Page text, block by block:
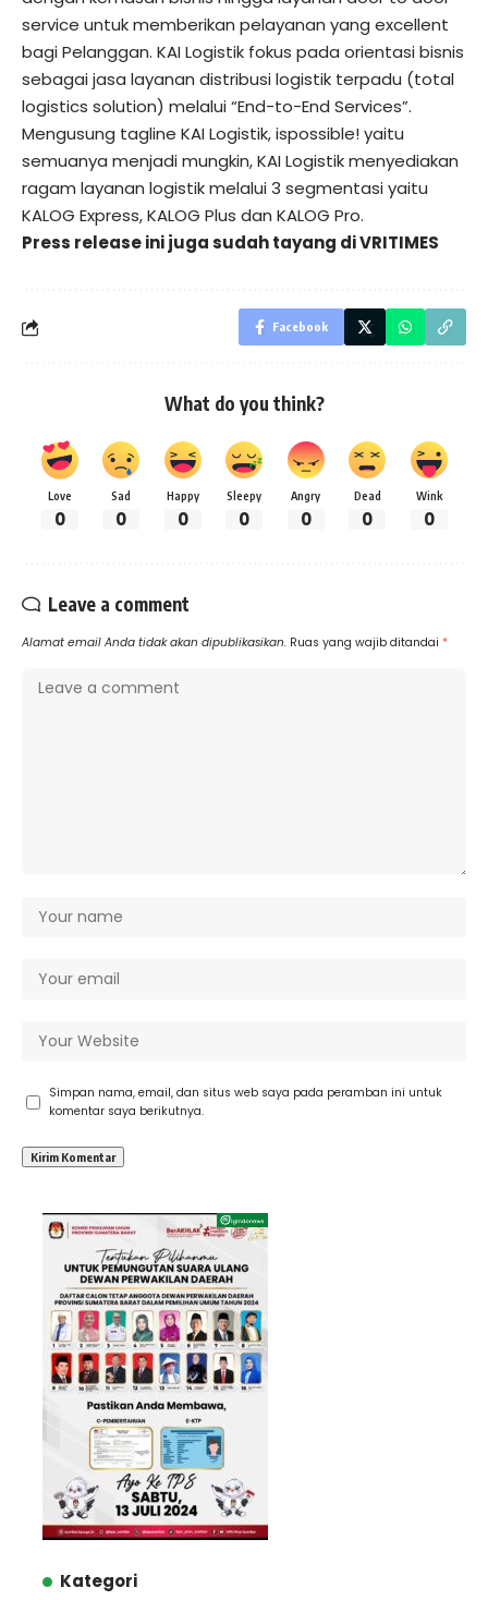
service untuk memberikan pelayanan yang excellent
bagi Pelanggan. KAI Logistik fokus pada orientasi bisnis
sebagai jasa layanan distribusi logistik terpadu (total
logistics solution) melalui “End-to-End Services”.
Mengusung tagline KAI Logistik, ispossible! yaitu
semuanya menjadi mungkin, KAI Logistik menyediakan
ragam layanan logistik melalui 3 segmentasi yaitu
KALOG Express, KALOG Plus dan KALOG Pro.
Press release ini juga sudah tayang diVRITIMES
Facebook
What do you think?
Love
0
Sad
0
Happy
0
Sleepy
0
Angry
0
Dead
0
Wink
0
Leave a comment
Alamat email Anda tidak akan dipublikasikan. Ruas yang wajib ditandai *
Simpan nama, email, dan situs web saya pada peramban ini untuk
komentar saya berikutnya.
Kategori